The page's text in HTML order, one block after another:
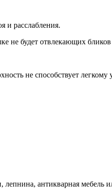
и расслабления.
будет отвлекающих
не способствует
антикварная мебель